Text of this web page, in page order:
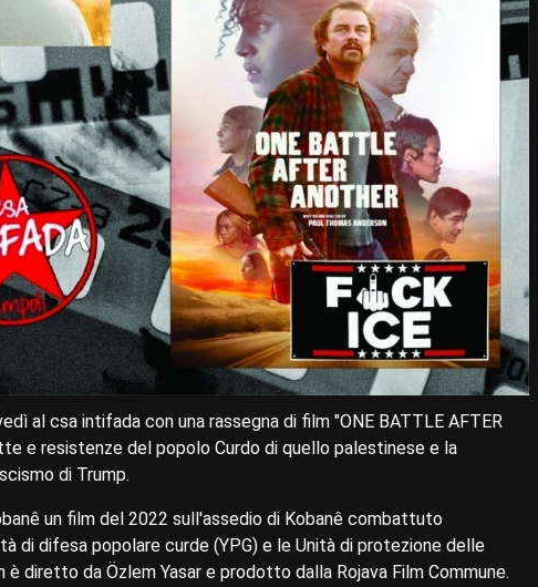
al csa intifada con una rassegna di film "ONE BATTLE AFTER
e resistenze del popolo Curdo di quello palestinese e la
di Trump.
un film del 2022 sull'assedio di Kobanê combattuto
di difesa popolare curde (YPG) e le Unità di protezione delle
diretto da Özlem Yasar e prodotto dalla Rojava Film Commune.